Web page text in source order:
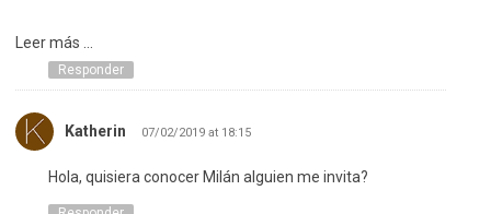
Leer más ...
Responder
Katherin 07/02/2019 at 18:15
Hola, quisiera conocer Milán alguien me invita?